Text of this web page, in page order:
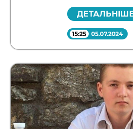
15:25 05.07.2024